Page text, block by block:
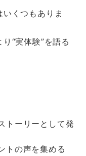
くつもありま
“実体験”を語る
トーリーとして発
トの声を集める